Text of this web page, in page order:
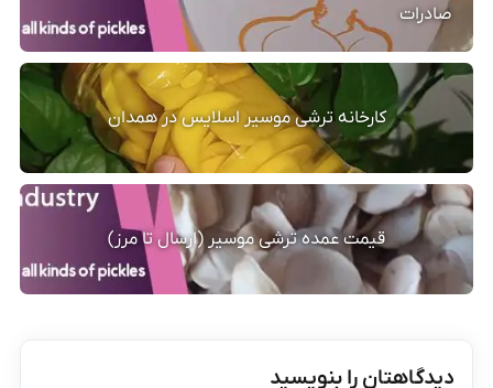
صادرات
کارخانه ترشی موسیر اسلایس در همدان
قیمت عمده ترشی موسیر (ارسال تا مرز)
دیدگاهتان را بنویسید